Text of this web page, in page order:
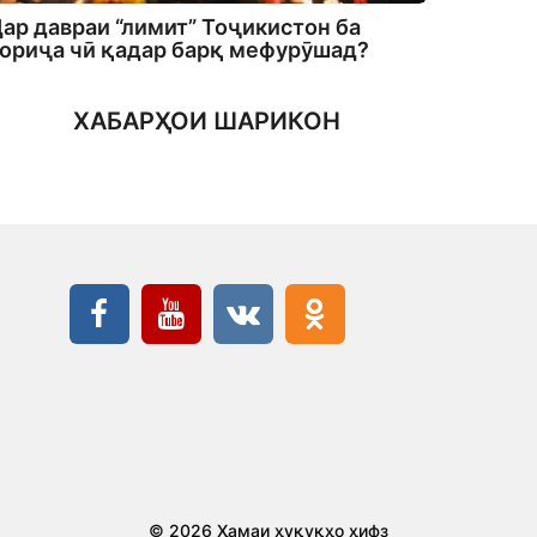
давраи “лимит” Тоҷикистон ба
чӣ қадар барқ мефурӯшад?
ХАБАРҲОИ ШАРИКОН
© 2026 Ҳамаи ҳуқуқҳо ҳифз